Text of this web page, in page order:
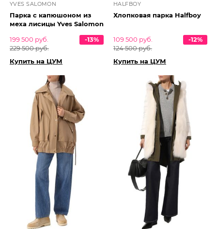
YVES SALOMON
Парка с капюшоном из
меха лисицы Yves Salomon
199 500 руб.
229 500 руб.
-13%
Купить на ЦУМ
HALFBOY
Хлопковая парка Halfboy
109 500 руб.
124 500 руб.
-12%
Купить на ЦУМ